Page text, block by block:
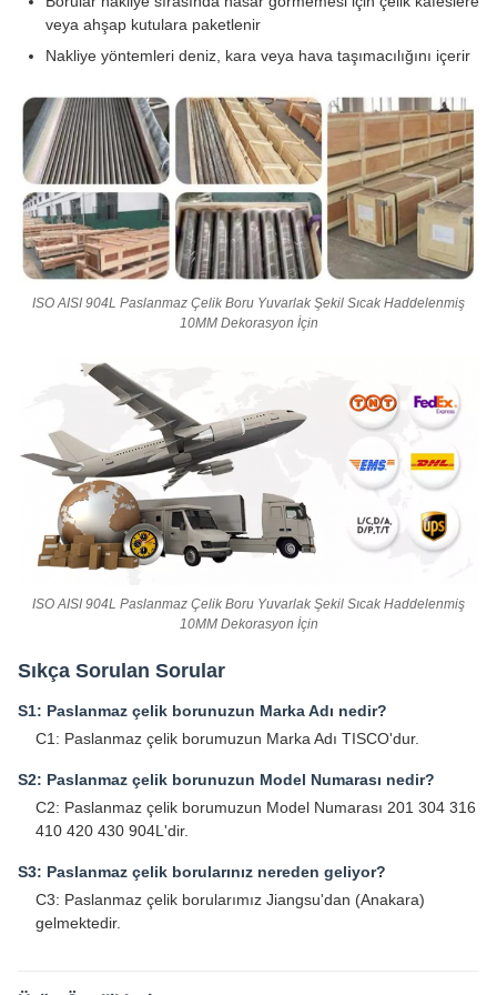
veya ahşap kutulara paketlenir
Nakliye yöntemleri deniz, kara veya hava taşımacılığını içerir
ISO AISI 904L Paslanmaz Çelik Boru Yuvarlak Şekil Sıcak Haddelenmiş
10MM Dekorasyon İçin
ISO AISI 904L Paslanmaz Çelik Boru Yuvarlak Şekil Sıcak Haddelenmiş
10MM Dekorasyon İçin
Sıkça Sorulan Sorular
S1: Paslanmaz çelik borunuzun Marka Adı nedir?
C1: Paslanmaz çelik borumuzun Marka Adı TISCO'dur.
S2: Paslanmaz çelik borunuzun Model Numarası nedir?
C2: Paslanmaz çelik borumuzun Model Numarası 201 304 316
410 420 430 904L'dir.
S3: Paslanmaz çelik borularınız nereden geliyor?
C3: Paslanmaz çelik borularımız Jiangsu'dan (Anakara)
gelmektedir.